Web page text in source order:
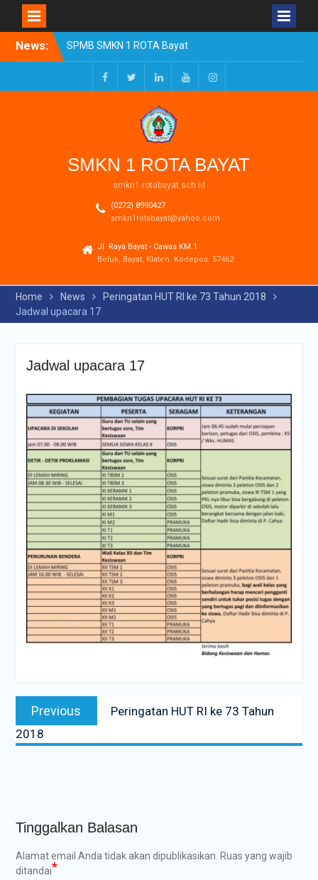
News:
SPMB SMKN 1 ROTA Bayat
Tahun Ajaran 2026/2027
Resmi Dibuka
Pengumuman Kelulusan
Tahun Ajaran 2025-2026
Realisasi Dana BOSP
Reguler Tahap 1 Tahun
FacebookTwitterLinkedInYoutubeInstagram
SMKN 1 ROTA BAYAT
smkn1-rotabayat.sch.id
(0272) 8990427
smkn1rotabayat@yahoo.com
Jl. Raya Bayat - Cawas KM.1
Beluk, Bayat, Klaten. Kodepos: 57462
Home News
Peringatan HUT RI ke 73 Tahun 2018
Jadwal upacara 17
Jadwal upacara 17
Navigasi
posPrevious
post:
Peringatan HUT RI ke 73 Tahun
2018
Tinggalkan Balasan
Alamat email Anda tidak akan dipublikasikan. Ruas yang wajib
ditandai*